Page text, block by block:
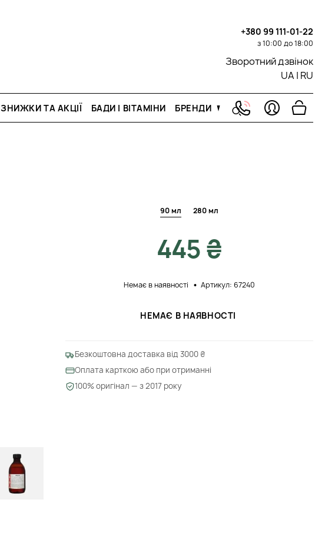
+380 99 111-01-22
з 10:00 до 18:00
Зворотний дзвінок
UA | RU
ЗНИЖКИ ТА АКЦІЇ БАДИ І ВІТАМІНИ БРЕНДИ
90 мл 280 мл
445 ₴
Немає в наявності Артикул: 67240
НЕМАЄ В НАЯВНОСТІ
Безкоштовна доставка від 3000 ₴
Оплата карткою або при отриманні
100% оригінал — з 2017 року